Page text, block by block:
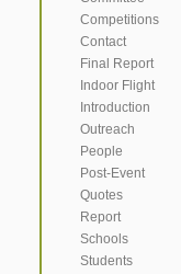
Competitions
Contact
Final Report
Indoor Flight
Introduction
Outreach
People
Post-Event
Quotes
Report
Schools
Students